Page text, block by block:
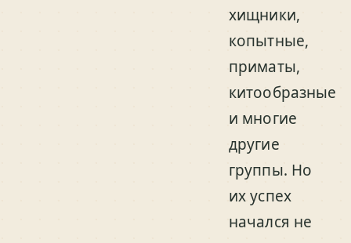
хищники,
копытные,
приматы,
китообразные
и многие
другие
группы. Но
их успех
начался не